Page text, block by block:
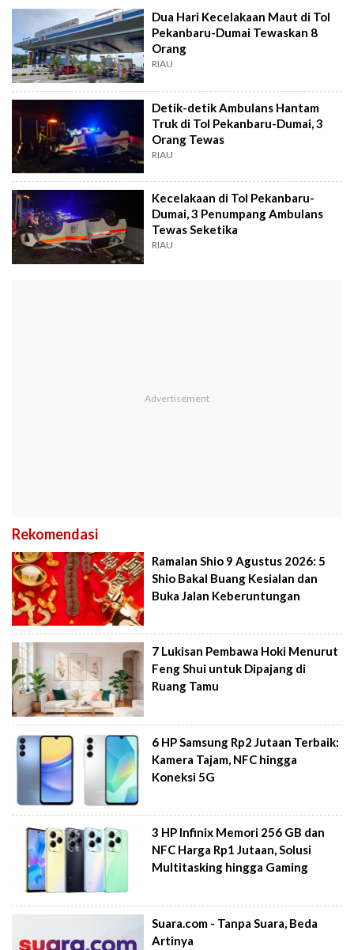
Dua Hari Kecelakaan Maut di Tol
Pekanbaru-Dumai Tewaskan 8
Orang
RIAU
Detik-detik Ambulans Hantam
Truk di Tol Pekanbaru-Dumai, 3
Orang Tewas
RIAU
Kecelakaan di Tol Pekanbaru-
Dumai, 3 Penumpang Ambulans
Tewas Seketika
RIAU
Rekomendasi
Ramalan Shio 9 Agustus 2026: 5
Shio Bakal Buang Kesialan dan
Buka Jalan Keberuntungan
7 Lukisan Pembawa Hoki Menurut
Feng Shui untuk Dipajang di
Ruang Tamu
6 HP Samsung Rp2 Jutaan Terbaik:
Kamera Tajam, NFC hingga
Koneksi 5G
3 HP Infinix Memori 256 GB dan
NFC Harga Rp1 Jutaan, Solusi
Multitasking hingga Gaming
Suara.com - Tanpa Suara, Beda
Artinya